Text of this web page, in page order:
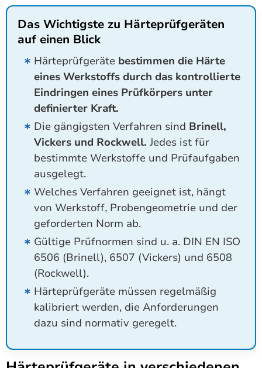
Das Wichtigste zu Härteprüfgeräten
auf einen Blick
Härteprüfgeräte bestimmen die Härte
eines Werkstoffs durch das kontrollierte
Eindringen eines Prüfkörpers unter
definierter Kraft.
Die gängigsten Verfahren sind Brinell,
Vickers und Rockwell. Jedes ist für
bestimmte Werkstoffe und Prüfaufgaben
ausgelegt.
Welches Verfahren geeignet ist, hängt
von Werkstoff, Probengeometrie und der
geforderten Norm ab.
Gültige Prüfnormen sind u. a. DIN EN ISO
6506 (Brinell), 6507 (Vickers) und 6508
(Rockwell).
Härteprüfgeräte müssen regelmäßig
kalibriert werden, die Anforderungen
dazu sind normativ geregelt.